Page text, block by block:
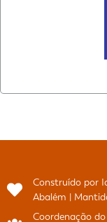
Construído por
Abalém |
Coordenação